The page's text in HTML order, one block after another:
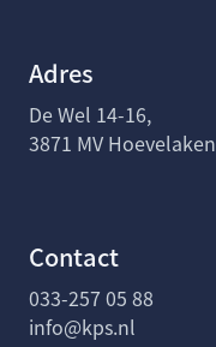
Adres
De Wel 14-16,
3871 MV Hoevelaken
Contact
033-257 05 88
info@kps.nl